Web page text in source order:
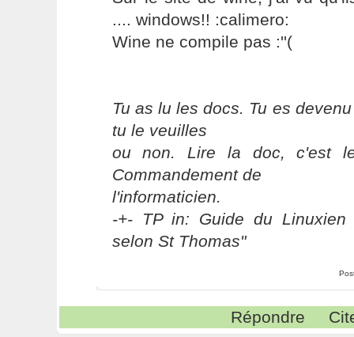
.... windows!! :calimero:
Wine ne compile pas :''(
Tu as lu les docs. Tu es
tu le veuilles
ou non. Lire la doc, c'est
Commandement de
l'informaticien.
-+- TP in: Guide du Linuxien
selon St Thomas"
Répondre